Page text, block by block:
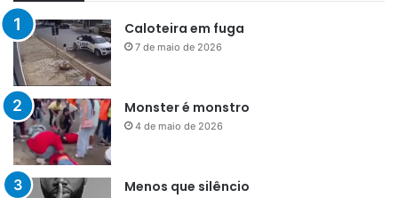
Caloteira em fuga
7 de maio de 2026
Monster é monstro
4 de maio de 2026
Menos que silêncio